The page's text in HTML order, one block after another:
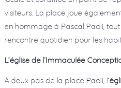
visiteurs. La place joue
en hommage à Pascal Paoli,
rencontre quotidien pour les
L’église de l’Immaculée
À deux pas de la place Paoli, l’